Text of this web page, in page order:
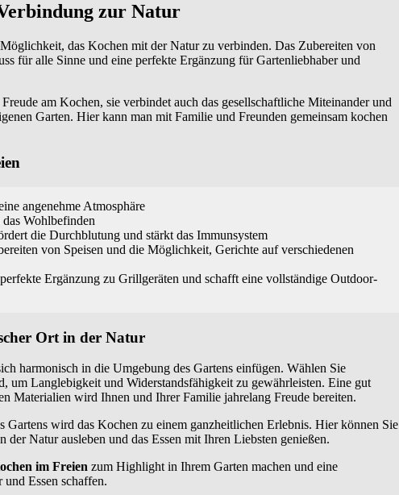
zur Natur
das Kochen mit der Natur zu verbinden. Das Zubereiten von
für alle Sinne und eine perfekte Ergänzung für Gartenliebhaber und
am Kochen, sie verbindet auch das gesellschaftliche Miteinander und
Garten. Hier kann man mit Familie und Freunden gemeinsam kochen
angenehme Atmosphäre
Wohlbefinden
die Durchblutung und stärkt das Immunsystem
von Speisen und die Möglichkeit, Gerichte auf verschiedenen
Ergänzung zu Grillgeräten und schafft eine vollständige Outdoor-
Ort in der Natur
harmonisch in die Umgebung des Gartens einfügen. Wählen Sie
um Langlebigkeit und Widerstandsfähigkeit zu gewährleisten. Eine gut
Materialien wird Ihnen und Ihrer Familie jahrelang Freude bereiten.
wird das Kochen zu einem ganzheitlichen Erlebnis. Hier können Sie
Natur ausleben und das Essen mit Ihren Liebsten genießen.
im Freien zum Highlight in Ihrem Garten machen und eine
Essen schaffen.